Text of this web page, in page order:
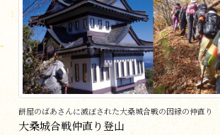
餅屋のばあさんに滅ぼされた大桑城合戦の因縁の仲直り
大桑城合戦仲直り登山